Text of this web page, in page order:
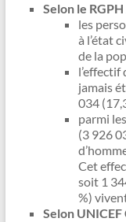
Selon le
les
à l’état
de la
l’effectif
jamais
034
parmi
(3 926
Cet
soit 1
%)
Selon